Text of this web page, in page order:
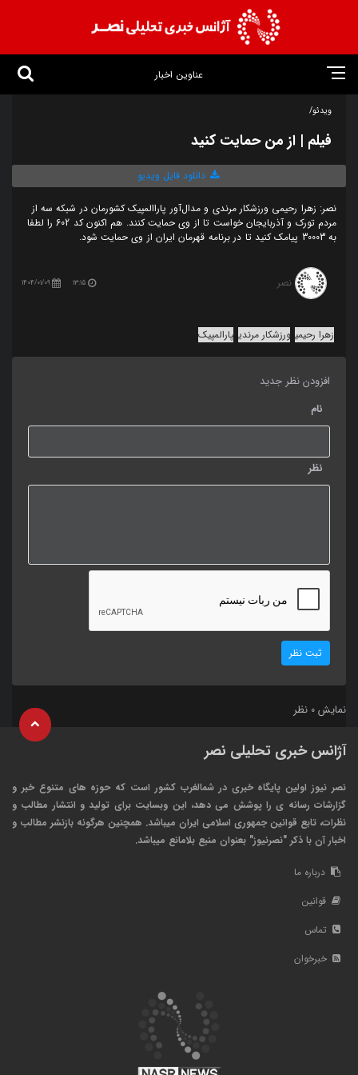
عناوین اخبار
ویدئو/
فیلم | از من حمایت کنید
دانلود فایل ویدیو
نصر: زهرا رحیمی ورزشکار مرندی و مدال‌آور پاراالمپیک کشورمان در شبکه سه از
مردم تورک و آذربایجان خواست تا از وی حمایت کنند. هم اکنون کد 602 را لطفا
به 30003 پیامک کنید تا در برنامه قهرمان ایران از وی حمایت شود.
نصر 13:15
1404/01/09
زهرا رحیمی ورزشکار مرندی پارالمپیک
افزودن نظر جدید
نام
نظر
ثبت نظر
نمایش 0 نظر
آژانس خبری تحلیلی نصر
نصر نیوز اولین پایگاه خبری در شمالغرب کشور است که حوزه های متنوع خبر و
گزارشات رسانه ی را پوشش می دهد، این وبسایت برای تولید و انتشار مطالب و
نظرات، تابع قوانین جمهوری اسلامی ایران میباشد. همچنین هرگونه بازنشر مطالب و
اخبار آن با ذکر "نصرنیوز" بعنوان منبع بلامانع میباشد.
درباره ما
قوانین
تماس
خبرخوان